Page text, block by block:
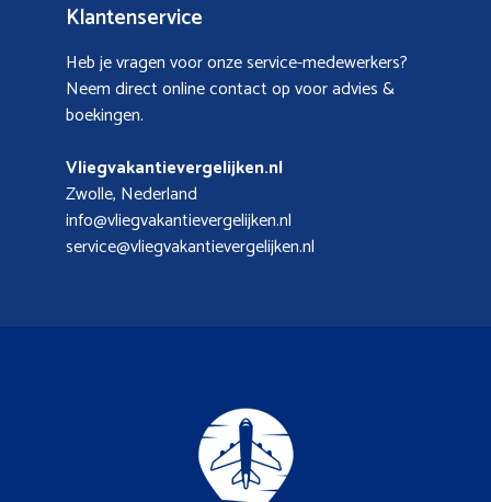
Klantenservice
Heb je vragen voor onze service-medewerkers?
Neem direct online contact op voor advies &
boekingen.
Vliegvakantievergelijken.nl
Zwolle, Nederland
info@vliegvakantievergelijken.nl
service@vliegvakantievergelijken.nl